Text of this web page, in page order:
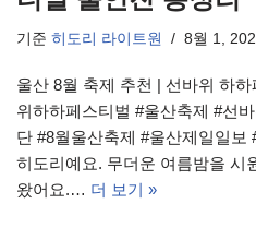
기준 히도리 라이트원 8월 1,
울산 8월 축제 추천 | 선바위 하
위하하페스티벌 #울산축제 #선
단 #8월울산축제 #울산제일일보
히도리예요. 무더운 여름밤을 시
왔어요.… 더 보기 »